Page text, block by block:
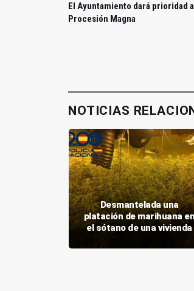
El Ayuntamiento dará prioridad
Procesión Magna
NOTICIAS
Desmantelada una
platación de marihuana en
el sótano de una vivienda